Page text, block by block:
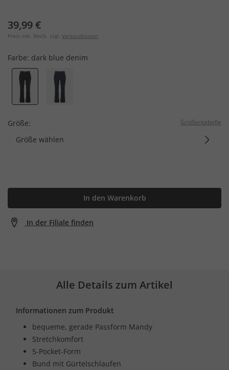
39,99 €
Preis inkl. MwSt. zzgl. Versandkosten
Farbe: dark blue denim
Größe: Größentabelle
Größe wählen
In den Warenkorb
In der Filiale finden
Alle Details zum Artikel
Informationen zum Produkt
bequeme, gerade Passform Mandy
Stretchkomfort
5-Pocket-Form
Bund mit Gürtelschlaufen